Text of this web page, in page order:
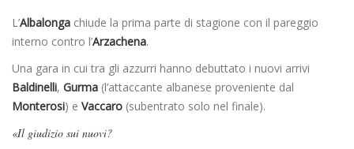
L’Albalonga chiude la prima parte di stagione con il pareggio
interno contro l’Arzachena.
Una gara in cui tra gli azzurri hanno debuttato i nuovi arrivi
Baldinelli, Gurma (l’attaccante albanese proveniente dal
Monterosi) e Vaccaro (subentrato solo nel finale).
«Il giudizio sui nuovi?